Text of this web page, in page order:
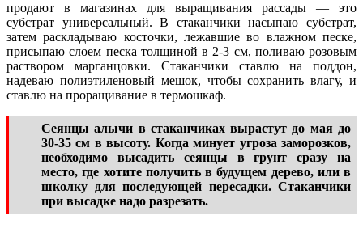
продают в магазинах для выращивания рассады — это
субстрат универсальный. В стаканчики насыпаю субстрат,
затем раскладываю косточки, лежавшие во влажном песке,
присыпаю слоем песка толщиной в 2-3 см, поливаю розовым
раствором марганцовки. Стаканчики ставлю на поддон,
надеваю полиэтиленовый мешок, чтобы сохранить влагу, и
ставлю на проращивание в термошкаф.
Сеянцы алычи в стаканчиках вырастут до мая до
30-35 см в высоту. Когда минует угроза заморозков,
необходимо высадить сеянцы в грунт сразу на
место, где хотите получить в будущем дерево, или в
школку для последующей пересадки. Стаканчики
при высадке надо разрезать.